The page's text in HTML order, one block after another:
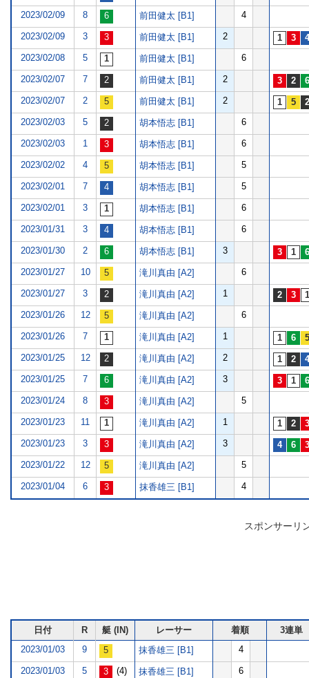
2023/02/09 8 前田健太 [B1] 4
2023/02/09 3 前田健太 [B1] 2
2023/02/08 5 前田健太 [B1] 6
2023/02/07 7 前田健太 [B1] 2
2023/02/07 2 前田健太 [B1] 2
2023/02/03 5 胡本悟志 [B1] 6
2023/02/03 1 胡本悟志 [B1] 6
2023/02/02 4 胡本悟志 [B1] 5
2023/02/01 7 胡本悟志 [B1] 5
2023/02/01 3 胡本悟志 [B1] 6
2023/01/31 3 胡本悟志 [B1] 6
2023/01/30 2 胡本悟志 [B1] 3
2023/01/27 10 滝川真由 [A2] 6
2023/01/27 3 滝川真由 [A2] 1
2023/01/26 12 滝川真由 [A2] 6
2023/01/26 7 滝川真由 [A2] 1
2023/01/25 12 滝川真由 [A2] 2
2023/01/25 7 滝川真由 [A2] 3
2023/01/24 8 滝川真由 [A2] 5
2023/01/23 11 滝川真由 [A2] 1
2023/01/23 3 滝川真由 [A2] 3
2023/01/22 12 滝川真由 [A2] 5
2023/01/04 6 抹香雄三 [B1] 4
スポンサーリ
日付 R 艇 (IN) レーサー 着順
3連単
2023/01/03
9 抹香雄三 [B1] 4
2023/01/03 5 (4) 抹香雄三 [B1] 6